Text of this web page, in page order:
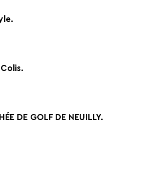
DE GOLF DE NEUILLY.